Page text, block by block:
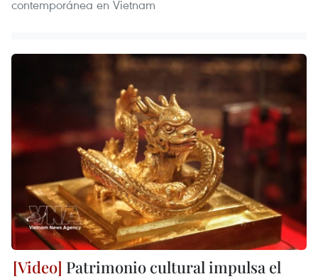
contemporánea en Vietnam
Patrimonio cultural impulsa el